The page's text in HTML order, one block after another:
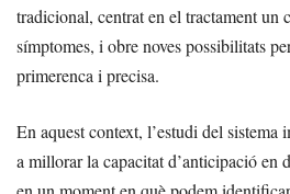
tradicional, centrat en el tractament un
símptomes, i obre noves possibilitats
primerenca i precisa.
En aquest context, l’estudi del
a millorar la capacitat d’anticipació en